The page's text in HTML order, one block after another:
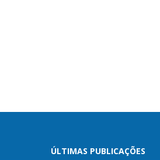
ÚLTIMAS PUBLICAÇÕES